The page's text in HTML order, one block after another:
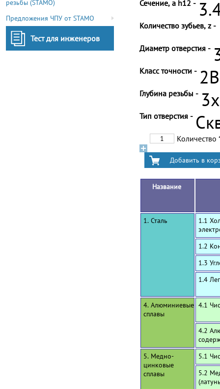
резьбы (STAMO)
Предложения ЧПУ от STAMO
Тест для инженеров
Сечение, a h12 -
Количество зубьев, z -
Диаметр отверстия -
Класс точности - 2B
Глубина резьбы -
Тип отверстия -
Количество
Название
1. Сталь
1.1
1.2
1.3
1.4
4. Алюминиевые
сплавы
4.1
4.2
5. Медно-
цинковые
сплавы
5.1
5.2